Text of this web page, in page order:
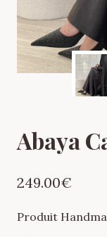
Abaya
249.00€
Produit